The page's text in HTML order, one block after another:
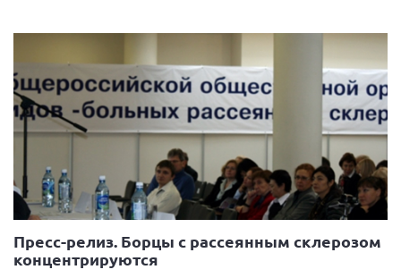
Президент Власов Я.В.
Первый вице-президент Кичигина Н. Ф.
Вице-президент Зрячева Н.В.
Пресс-релиз. Борцы с рассеянным склерозом
концентрируются